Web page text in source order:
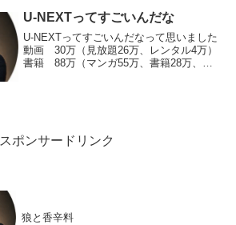
のでリアリティがま...
U-NEXTってすごいんだな
U-NEXTってすごいんだなって思いました
動画 30万（見放題26万、レンタル4万）
書籍 88万（マンガ55万、書籍28万、ラ
スポンサードリンク
狼と香辛料